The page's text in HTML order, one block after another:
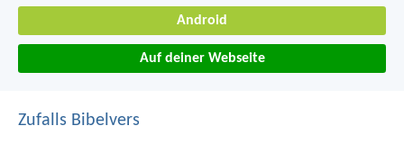
Android
Auf deiner Webseite
Zufalls Bibelvers